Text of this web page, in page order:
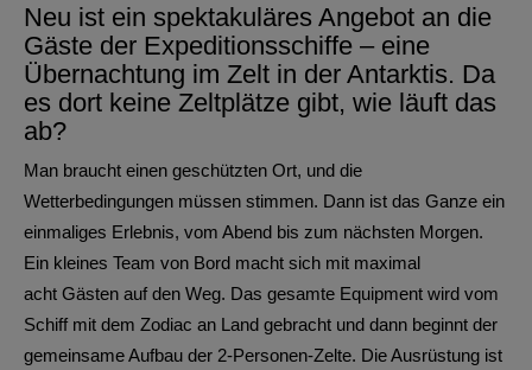
Neu ist ein spektakuläres Angebot an die
Gäste der Expeditionsschiffe – eine
Übernachtung im Zelt in der Antarktis. Da
es dort keine Zeltplätze gibt, wie läuft das
ab?
Man braucht einen geschützten Ort, und die
Wetterbedingungen müssen stimmen. Dann ist das Ganze ein
einmaliges Erlebnis, vom Abend bis zum nächsten Morgen.
Ein kleines Team von Bord macht sich mit maximal
acht Gästen auf den Weg. Das gesamte Equipment wird vom
Schiff mit dem Zodiac an Land gebracht und dann beginnt der
gemeinsame Aufbau der 2-Personen-Zelte. Die Ausrüstung ist